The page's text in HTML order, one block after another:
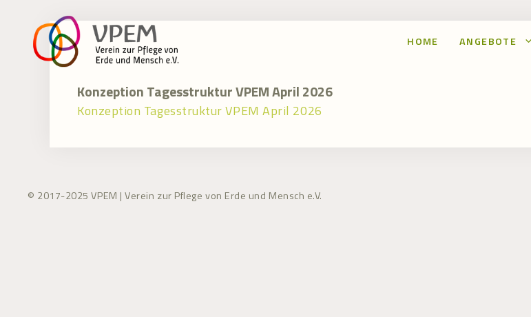
springen
HOME ANGEBOTE
Konzeption Tagesstruktur VPEM April 2026
Konzeption Tagesstruktur VPEM April 2026
© 2017-2025 VPEM | Verein zur Pflege von Erde und Mensch e.V.